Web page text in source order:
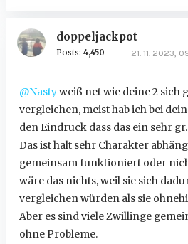
doppeljackpot
Posts: 4,450 21. 11. 2023,
@Nastyweiß net wie deine 2 sich
vergleichen, meist hab ich bei
den Eindruck dass das ein sehr
Das ist halt sehr Charakter
gemeinsam funktioniert oder
wäre das nichts, weil sie sich
vergleichen würden als sie
Aber es sind viele Zwillinge
ohne Probleme.